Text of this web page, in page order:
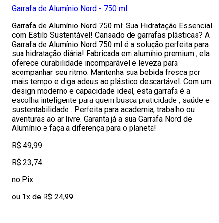
Garrafa de Alumínio Nord - 750 ml
Garrafa de Alumínio Nord 750 ml: Sua Hidratação Essencial
com Estilo Sustentável! Cansado de garrafas plásticas? A
Garrafa de Alumínio Nord 750 ml é a solução perfeita para
sua hidratação diária! Fabricada em alumínio premium , ela
oferece durabilidade incomparável e leveza para
acompanhar seu ritmo. Mantenha sua bebida fresca por
mais tempo e diga adeus ao plástico descartável. Com um
design moderno e capacidade ideal, esta garrafa é a
escolha inteligente para quem busca praticidade , saúde e
sustentabilidade . Perfeita para academia, trabalho ou
aventuras ao ar livre. Garanta já a sua Garrafa Nord de
Alumínio e faça a diferença para o planeta!
R$ 49,99
R$ 23,74
no Pix
ou 1x de R$ 24,99